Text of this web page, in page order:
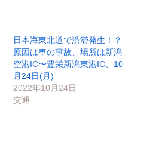
日本海東北道で渋滞発生！？
原因は車の事故、場所は新潟
空港IC〜豊栄新潟東港IC、10
月24日(月)
2022年10月24日
交通